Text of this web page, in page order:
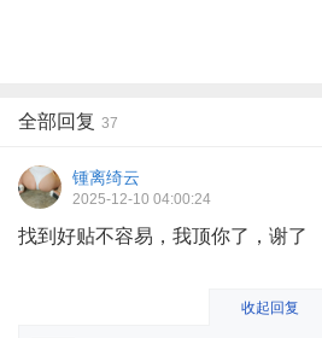
全部回复 37
锺离绮云
2025-12-10 04:00:24
找到好贴不容易，我顶你了，谢了
收起回复